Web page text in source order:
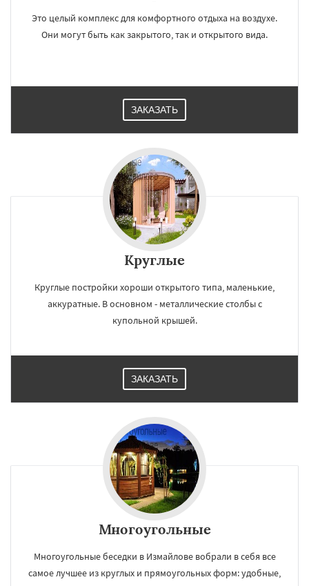
Это целый комплекс для комфортного отдыха на воздухе.
Они могут быть как закрытого, так и открытого вида.
ЗАКАЗАТЬ
Круглые
Круглые постройки хороши открытого типа, маленькие,
аккуратные. В основном - металлические столбы с
купольной крышей.
ЗАКАЗАТЬ
Многоугольные
Многоугольные беседки в Измайлове вобрали в себя все
самое лучшее из круглых и прямоугольных форм: удобные,